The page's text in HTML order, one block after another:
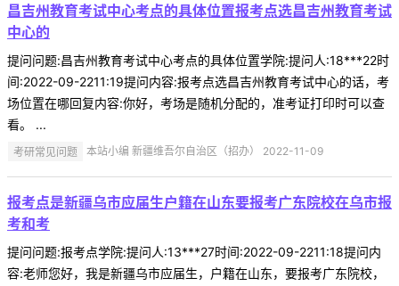
昌吉州教育考试中心考点的具体位置报考点选昌吉州教育考试
中心的
提问问题:昌吉州教育考试中心考点的具体位置学院:提问人:18***22时
间:2022-09-2211:19提问内容:报考点选昌吉州教育考试中心的话，考
场位置在哪回复内容:你好，考场是随机分配的，准考证打印时可以查
看。 ...
考研常见问题 本站小编 新疆维吾尔自治区（招办） 2022-11-09
报考点是新疆乌市应届生户籍在山东要报考广东院校在乌市报
考和考
提问问题:报考点学院:提问人:13***27时间:2022-09-2211:18提问内
容:老师您好，我是新疆乌市应届生，户籍在山东，要报考广东院校，